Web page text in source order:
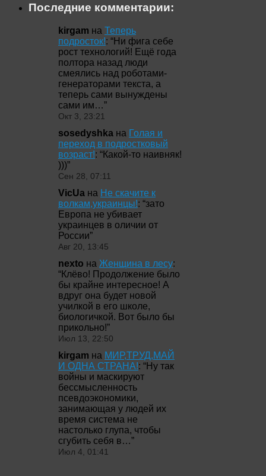
Последние комментарии:
kirgam на Теперь
подросток!: “Ни фига себе
рост технологий! Ещё года
полтора назад люди
смеялись над роботами-
генераторами текста, а
теперь сами вынуждены
сами им…”
Окт 3, 23:21
sosedyshka на Голая и
переход в подростковый
возраст!: “Какой-то наивняк!
)))”
Сен 28, 07:11
VicUa на Не скачите к
волкам,украинцы!: “зато
Европа не убивает
украинцев в оличии от
России”
Авг 20, 13:45
nexto на Женщина в лесу:
“Клёво! Продолжение было
бы крайне интересное! А
вдруг она будет новой
училкой в его школе,
биологичкой. Вот было бы
прикольно!”
Июл 13, 22:50
kirgam на МИР,ТРУД,МАЙ
И ОДНА СТРАНА!: “Ну так
войны и маскируют
бессмысленность
псевдоэкономики,
занимающая у людей их
время система не
настолько глупа, чтобы
сгубить себя в…”
Июл 4, 01:41